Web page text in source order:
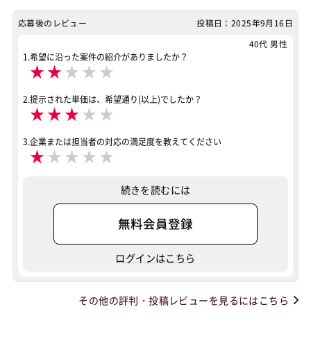
応募後のレビュー
投稿日：2025年9月16日
40代 男性
1.希望に沿った案件の紹介がありましたか？
★ ★ ★ ★ ★
2.提示された単価は、希望通り(以上)でしたか？
★ ★ ★ ★ ★
3.企業または担当者の対応の満足度を教えてください
★ ★ ★ ★ ★
続きを読むには
無料会員登録
ログインはこちら
その他の評判・投稿レビューを見るにはこちら